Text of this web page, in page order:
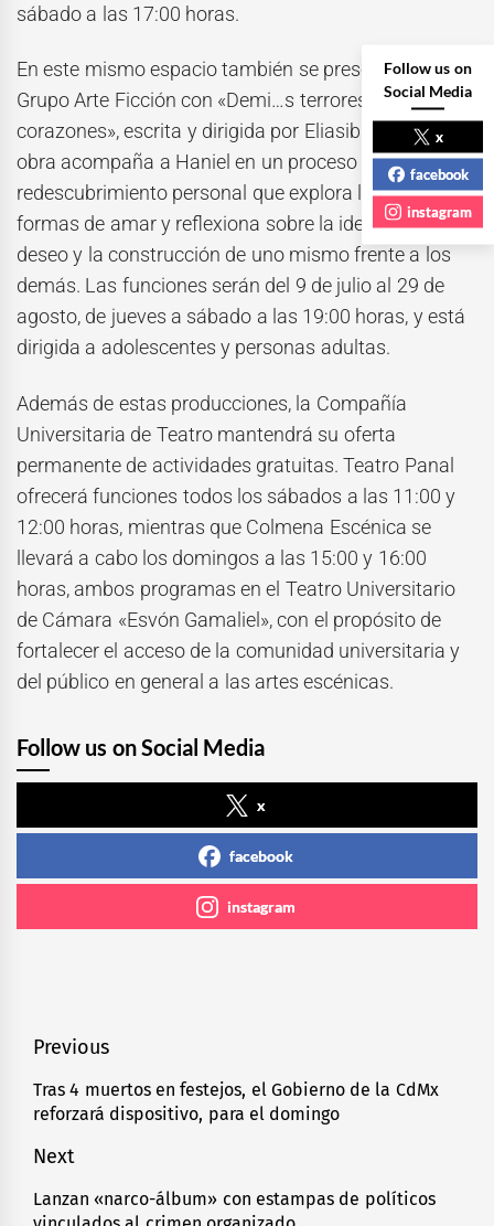
sábado a las 17:00 horas.
En este mismo espacio también se presentará el
Grupo Arte Ficción con «Demi…s terrores y
corazones», escrita y dirigida por Eliasib Harim. La
obra acompaña a Haniel en un proceso de
redescubrimiento personal que explora las distintas
formas de amar y reflexiona sobre la identidad, el
deseo y la construcción de uno mismo frente a los
demás. Las funciones serán del 9 de julio al 29 de
agosto, de jueves a sábado a las 19:00 horas, y está
dirigida a adolescentes y personas adultas.
Además de estas producciones, la Compañía
Universitaria de Teatro mantendrá su oferta
permanente de actividades gratuitas. Teatro Panal
ofrecerá funciones todos los sábados a las 11:00 y
12:00 horas, mientras que Colmena Escénica se
llevará a cabo los domingos a las 15:00 y 16:00
horas, ambos programas en el Teatro Universitario
de Cámara «Esvón Gamaliel», con el propósito de
fortalecer el acceso de la comunidad universitaria y
del público en general a las artes escénicas.
Follow us on Social Media
x
facebook
instagram
Navegación
de
entradas
Previous
Previous
post:
Tras 4 muertos en festejos, el Gobierno de la CdMx
reforzará dispositivo, para el domingo
Next
Next
Lanzan «narco-álbum» con estampas de políticos
Follow us on
Social Media
x
facebook
instagram